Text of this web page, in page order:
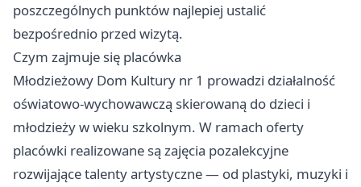
poszczególnych punktów najlepiej ustalić
bezpośrednio przed wizytą.
Czym zajmuje się placówka
Młodzieżowy Dom Kultury nr 1 prowadzi działalność
oświatowo-wychowawczą skierowaną do dzieci i
młodzieży w wieku szkolnym. W ramach oferty
placówki realizowane są zajęcia pozalekcyjne
rozwijające talenty artystyczne — od plastyki, muzyki i